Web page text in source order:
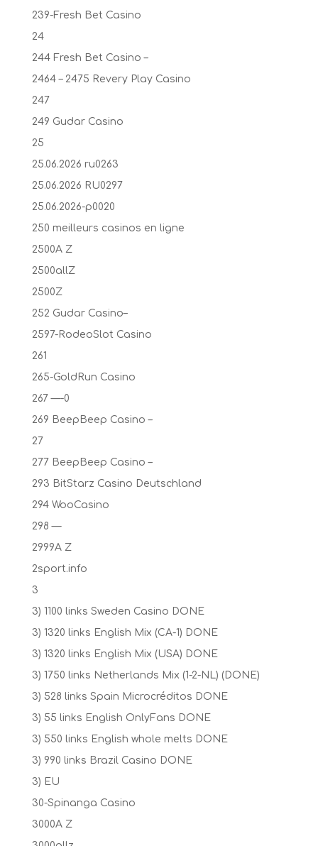
239-Fresh Bet Casino
24
244 Fresh Bet Casino –
2464 – 2475 Revery Play Casino
247
249 Gudar Casino
25
25.06.2026 ru0263
25.06.2026 RU0297
25.06.2026-p0020
250 meilleurs casinos en ligne
2500A Z
2500allZ
2500Z
252 Gudar Casino–
2597-RodeoSlot Casino
261
265-GoldRun Casino
267 —-0
269 BeepBeep Casino –
27
277 BeepBeep Casino –
293 BitStarz Casino Deutschland
294 WooCasino
298 —
2999A Z
2sport.info
3
3) 1100 links Sweden Casino DONE
3) 1320 links English Mix (CA-1) DONE
3) 1320 links English Mix (USA) DONE
3) 1750 links Netherlands Mix (1-2-NL) (DONE)
3) 528 links Spain Microcréditos DONE
3) 55 links English OnlyFans DONE
3) 550 links English whole melts DONE
3) 990 links Brazil Casino DONE
3) EU
30-Spinanga Casino
3000A Z